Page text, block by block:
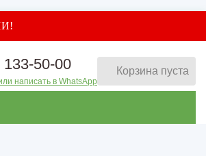
133-50-00
написать в WhatsApp
Корзина пуста